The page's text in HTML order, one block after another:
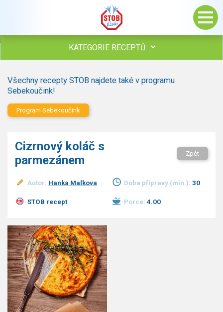
KATEGORIE RECEPTŮ
Polévky
Maso
Saláty
Sladké pokrmy
Ostatní
GLP-1 recepty
Všechny recepty STOB najdete také v programu
Sebekoučink!
Program Sebekoučink
Cizrnový koláč s
parmezánem
Zpět
Autor: Hanka Malkova Doba přípravy (min.): 30
STOB recept Porce: 4.00